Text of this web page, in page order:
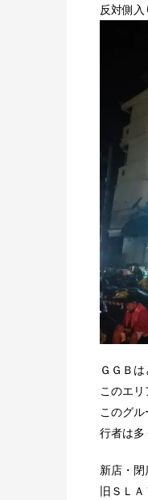
反対側
ＧＧＢ
このエ
このグ
行者は多
新店・
旧ＳＬ